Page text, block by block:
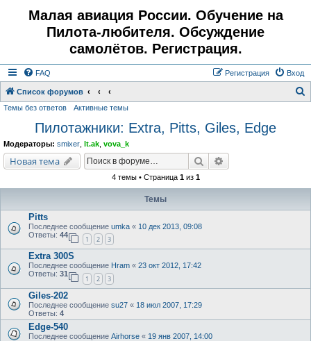
Малая авиация России. Обучение на
Пилота-любителя. Обсуждение
самолётов. Регистрация.
FAQ Вход
Регистрация
Список форумов
Темы без ответов Активные темы
Пилотажники: Extra, Pitts, Giles, Edge
Модераторы: smixer lt.ak vova_k
Новая тема Поиск
4 темы • Страница 1из 1
Темы
Pitts
Последнее сообщение umka « 10 дек 2013, 09:08
Ответы: 44
1 2 3
Extra 300S
Последнее сообщение Hram « 23 окт 2012, 17:42
Ответы: 31
1 2 3
Giles-202
Последнее сообщение su27 « 18 июл 2007, 17:29
Ответы: 4
Edge-540
Последнее сообщение Airhorse « 19 янв 2007, 14:00